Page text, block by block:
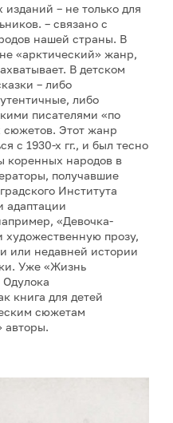
– не только для
– связано с
нашей страны. В
«арктический» жанр,
В детском
– либо
либо
писателями «по
сюжетов. Этот жанр
с 1930-х гг., и был тесно
коренных народов в
получавшие
Института
адаптации
«Девочка-
художественную прозу,
или недавней истории
Уже «Жизнь
книга для детей
сюжетам
авторы.